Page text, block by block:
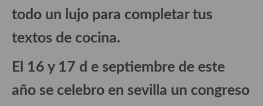
Viajes eno-gastro-turísticos
En El Candelero
todo un lujo para completar tus
textos de cocina.
El 16 y 17 d e septiembre de este
año se celebro en sevilla un congreso